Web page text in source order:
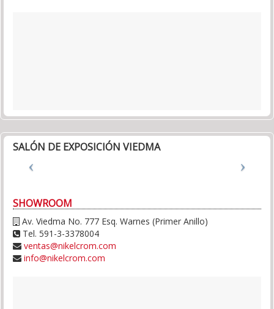
SALÓN DE EXPOSICIÓN VIEDMA
SHOWROOM
Av. Viedma No. 777 Esq. Warnes (Primer Anillo)
Tel. 591-3-3378004
ventas@nikelcrom.com
info@nikelcrom.com